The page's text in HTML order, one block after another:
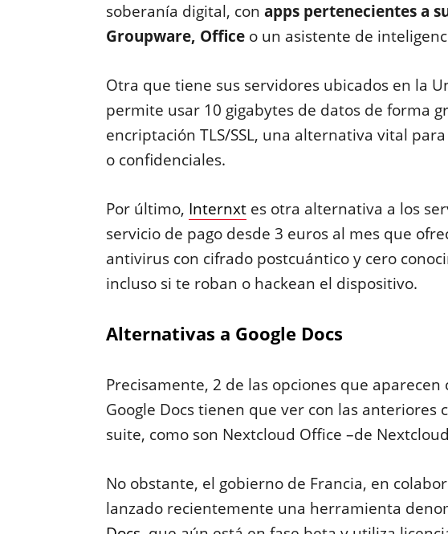
soberanía digital, con apps pertenecientes a
Groupware, Officeo un asistente de
Otra que tiene sus servidores ubicados en la
permite usar 10 gigabytes de datos de forma
encriptación TLS/SSL, una alternativa vital
o confidenciales.
Por último, Internxtes otra alternativa a los
servicio de pago desde 3 euros al mes que
antivirus con cifrado postcuántico y cero
incluso si te roban o hackean el dispositivo.
Alternativas a Google Docs
Precisamente, 2 de las opciones que
Google Docs tienen que ver con las anteriores
suite, como son Nextcloud Office –de
No obstante, el gobierno de Francia, en
lanzado recientemente una herramienta